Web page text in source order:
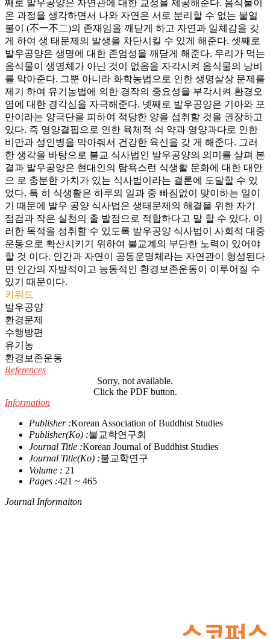
째로 발우공양은 자연관에 대한 교정을 제공해준다. 음식물이
온 과정을 생각하면서 나와 자연은 서로 분리할 수 없는 불일
불이 (不一不二)의 존재임을 깨닫게 하고 자연과 일체감을 갖
게 하여 생 태문제의 발생을 차단시킬 수 있게 해준다. 셋째로
발우공양은 생명에 대한 존엄성을 깨닫게 해준다. 우리가 먹는
음식물이 생명체가 아닌 것이 없음을 자각시켜 음식물의 낭비
를 막아준다. 그뿐 아니라 화학농법으로 인한 생명살상 문제를
제기 하여 유기농법에 의한 경작의 중요성을 부각시켜 환경오
염에 대한 경각심을 자극해준다. 넷째로 발우공양은 기아와 포
만이라는 양극단을 피하여 적당한 양을 섭취할 것을 권장하고
있다. 즉 영양결핍으로 인한 육체적 쇠 약과 영양과다로 인한
비만과 성인병을 막아줘서 건강한 육신을 갖 게 해준다. 그러
한 생각을 바탕으로 불교 식사법인 발우공양의 의미를 살펴 본
결과 발우공양은 현대인의 탐욕스런 식생활 문화에 대한 대안
으 로 충분한 가치가 있는 식사법이라는 결론에 도달할 수 있
었다. 특 히 식생활은 하루의 일과 중 빠짐없이 맞이하는 일이
기 때문에 발우 공양 식사법은 생태문제의 해결을 위한 자기
점검과 작은 실천의 출 발점으로 적합하다고 말 할 수 있다. 이
러한 목적을 성취할 수 있도록 발우공양 식사법이 사회적 대중
운동으로 확산시키기 위하여 불교계의 부단한 노력이 있어야
할 것 이다. 인간과 자연이 공동운명체라는 자연관이 형성된다
면 인간의 자발적이고 능동적인 환경보존운동이 이루어질 수
있기 때문이다.
키워드
발우공양
환경문제
수행방편
유기농
환경보존운동
References
Sorry, not available.
Click the PDF button.
Information
Publisher :Korean Association of Buddhist Studies
Publisher(Ko) :불교학연구회
Journal Title :Korean Journal of Buddhist Studies
Journal Title(Ko) :불교학연구
Volume : 21
Pages :421 ~ 465
Journal Informaiton